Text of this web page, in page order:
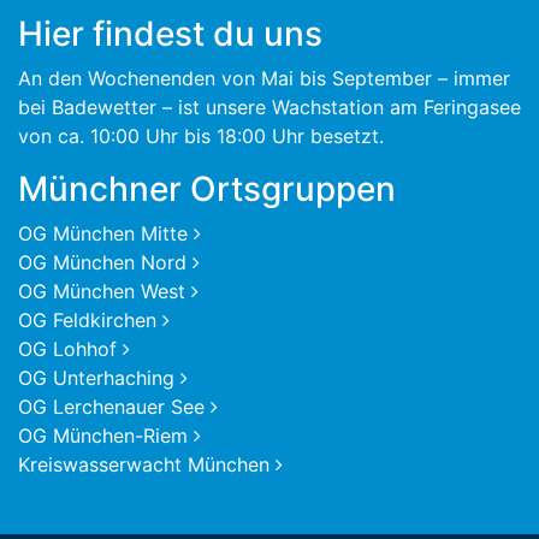
Hier findest du uns
An den Wochenenden von Mai bis September – immer
bei Badewetter – ist unsere Wachstation am Feringasee
von ca. 10:00 Uhr bis 18:00 Uhr besetzt.
Münchner Ortsgruppen
OG München Mitte
OG München Nord
OG München West
OG Feldkirchen
OG Lohhof
OG Unterhaching
OG Lerchenauer See
OG München-Riem
Kreiswasserwacht München